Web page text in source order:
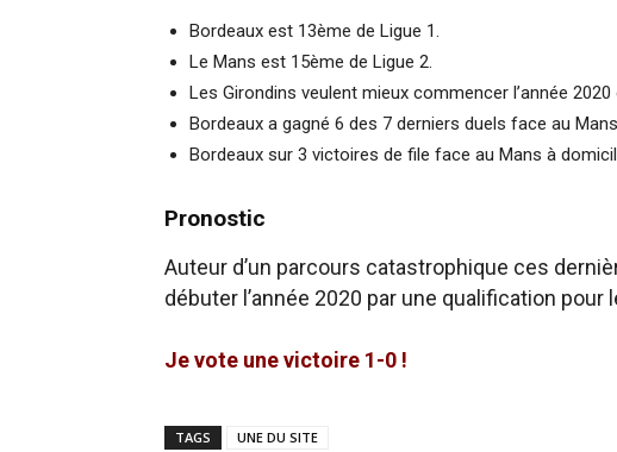
Bordeaux est 13ème de Ligue 1.
Le Mans est 15ème de Ligue 2.
Les Girondins veulent mieux commencer l’année 2020
Bordeaux a gagné 6 des 7 derniers duels face au
Bordeaux sur 3 victoires de file face au Mans à
Pronostic
Auteur d’un parcours catastrophique ces
débuter l’année 2020 par une qualification
Je vote une victoire 1-0 !
TAGS UNE DU SITE